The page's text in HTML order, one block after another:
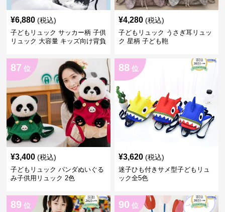
¥6,880 (税込)
子どもリュック サッカー柄 子供
リュック 大容量 キッズ向け背負
¥4,280 (税込)
子どもリュック うさぎ耳リュッ
ク 星柄 子ども鞄
87 位
¥3,400 (税込)
子どもリュック パンダぬいぐる
み子供用リュック 2色
88 位
¥3,620 (税込)
迷子ひも付きサメ型子どもリュ
ック全5色
89 位 90 位